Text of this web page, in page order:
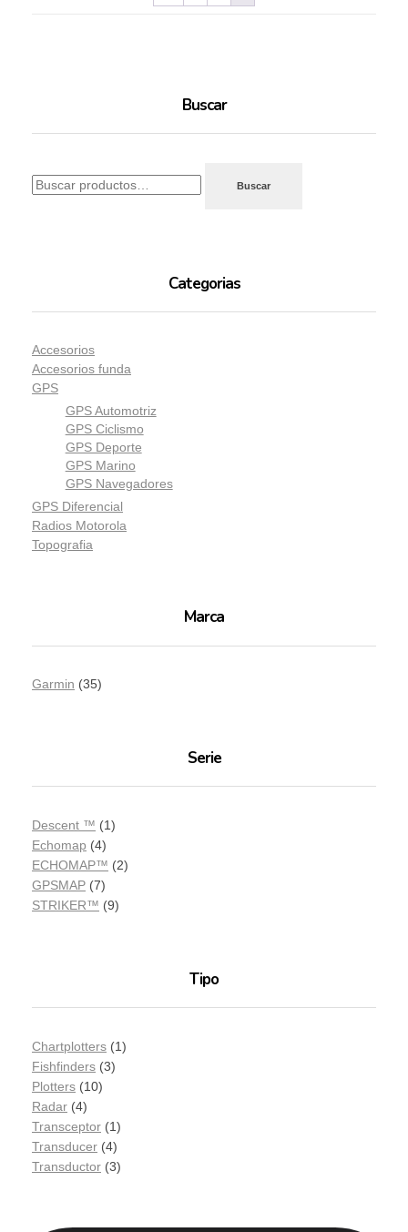
Buscar
Buscar
Categorias
Accesorios
Accesorios funda
GPS
GPS Automotriz
GPS Ciclismo
GPS Deporte
GPS Marino
GPS Navegadores
GPS Diferencial
Radios Motorola
Topografia
Marca
Garmin (35)
Serie
Descent ™ (1)
Echomap (4)
ECHOMAP™ (2)
GPSMAP (7)
STRIKER™ (9)
Tipo
Chartplotters (1)
Fishfinders (3)
Plotters (10)
Radar (4)
Transceptor (1)
Transducer (4)
Transductor (3)